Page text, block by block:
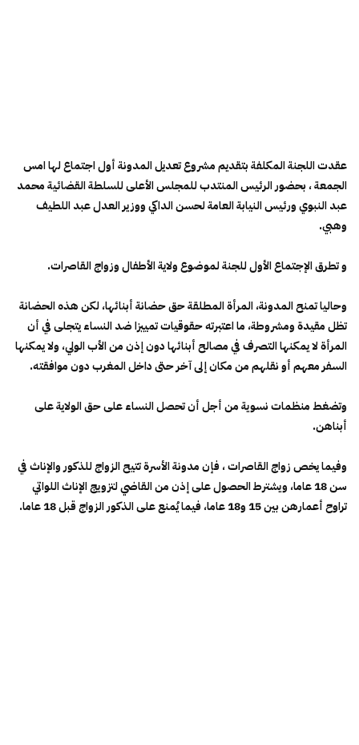
عقدت اللجنة المكلفة بتقديم مشروع تعديل المدونة أول اجتماع لها امس
الجمعة ، بحضور الرئيس المنتدب للمجلس الأعلى للسلطة القضائية محمد
عبد النبوي ورئيس النيابة العامة لحسن الداكي ووزير العدل عبد اللطيف
وهبي.
و تطرق الإجتماع الأول للجنة لموضوع ولاية الأطفال وزواج القاصرات.
وحاليا تمنح المدونة، المرأة المطلقة حق حضانة أبنائها، لكن هذه الحضانة
تظل مقيدة ومشروطة، ما اعتبرته حقوقيات تمييزا ضد النساء يتجلى في أن
المرأة لا يمكنها التصرف في مصالح أبنائها دون إذن من الأب الولي، ولا يمكنها
السفر معهم أو نقلهم من مكان إلى آخر حتى داخل المغرب دون موافقته.
وتضغط منظمات نسوية من أجل أن تحصل النساء على حق الولاية على
أبناهن.
وفيما يخص زواج القاصرات ، فإن مدونة الأسرة تتيح الزواج للذكور والإناث في
سن 18 عاما، ويشترط الحصول على إذن من القاضي لتزويج الإناث اللواتي
تراوح أعمارهن بين 15 و18 عاما، فيما يُمنع على الذكور الزواج قبل 18 عاما.